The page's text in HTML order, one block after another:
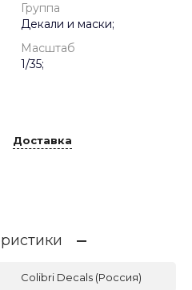
Группа
Декали и маски;
Масштаб
1/35;
Доставка
Colibri Decals (Россия)